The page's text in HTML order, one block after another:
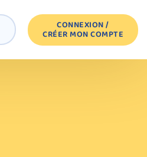
CONNEXION /
CRÉER MON COMPTE